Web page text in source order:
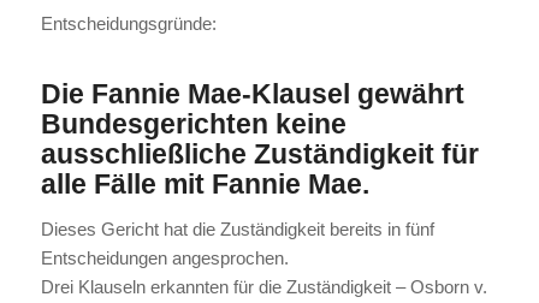
Entscheidungsgründe:
Die Fannie Mae-Klausel gewährt
Bundesgerichten keine
ausschließliche Zuständigkeit für
alle Fälle mit Fannie Mae.
Dieses Gericht hat die Zuständigkeit bereits in fünf
Entscheidungen angesprochen.
Drei Klauseln erkannten für die Zuständigkeit – Osborn v.